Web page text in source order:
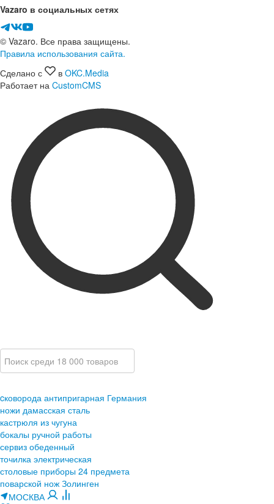
Vazaro в социальных сетях
© Vazaro. Все права защищены.
Правила использования сайта.
Сделано с
в OKC.Media
Работает на CustomCMS
cковорода антипригарная Германия
ножи дамасская сталь
кастрюля из чугуна
бокалы ручной работы
сервиз обеденный
точилка электрическая
столовые приборы 24 предмета
поварской нож Золинген
МОСКВА